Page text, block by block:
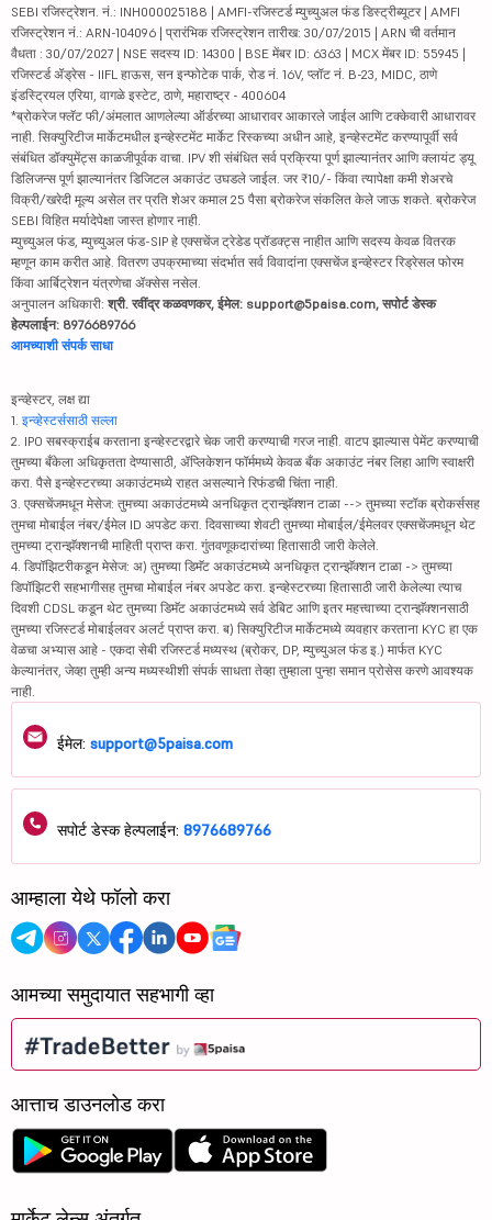
SEBI रजिस्ट्रेशन. नं.: INH000025188 | AMFI-रजिस्टर्ड म्युच्युअल फंड डिस्ट्रीब्यूटर | AMFI
रजिस्ट्रेशन नं.: ARN-104096 | प्रारंभिक रजिस्ट्रेशन तारीख: 30/07/2015 | ARN ची वर्तमान
वैधता : 30/07/2027 | NSE सदस्य ID: 14300 | BSE मेंबर ID: 6363 | MCX मेंबर ID: 55945 |
रजिस्टर्ड ॲड्रेस - IIFL हाऊस, सन इन्फोटेक पार्क, रोड नं. 16V, प्लॉट नं. B-23, MIDC, ठाणे
इंडस्ट्रियल एरिया, वागळे इस्टेट, ठाणे, महाराष्ट्र - 400604
*ब्रोकरेज फ्लॅट फी/अंमलात आणलेल्या ऑर्डरच्या आधारावर आकारले जाईल आणि टक्केवारी आधारावर
नाही. सिक्युरिटीज मार्केटमधील इन्व्हेस्टमेंट मार्केट रिस्कच्या अधीन आहे, इन्व्हेस्टमेंट करण्यापूर्वी सर्व
संबंधित डॉक्युमेंट्स काळजीपूर्वक वाचा. IPV शी संबंधित सर्व प्रक्रिया पूर्ण झाल्यानंतर आणि क्लायंट ड्यू
डिलिजन्स पूर्ण झाल्यानंतर डिजिटल अकाउंट उघडले जाईल. जर ₹10/- किंवा त्यापेक्षा कमी शेअरचे
विक्री/खरेदी मूल्य असेल तर प्रति शेअर कमाल 25 पैसा ब्रोकरेज संकलित केले जाऊ शकते. ब्रोकरेज
SEBI विहित मर्यादेपेक्षा जास्त होणार नाही.
म्युच्युअल फंड, म्युच्युअल फंड-SIP हे एक्सचेंज ट्रेडेड प्रॉडक्ट्स नाहीत आणि सदस्य केवळ वितरक
म्हणून काम करीत आहे. वितरण उपक्रमाच्या संदर्भात सर्व विवादांना एक्सचेंज इन्व्हेस्टर रिड्रेसल फोरम
किंवा आर्बिट्रेशन यंत्रणेचा ॲक्सेस नसेल.
अनुपालन अधिकारी: श्री. रवींद्र कळवणकर, ईमेल: support@5paisa.com, सपोर्ट डेस्क
हेल्पलाईन: 8976689766
आमच्याशी संपर्क साधा
इन्व्हेस्टर, लक्ष द्या
1. इन्व्हेस्टर्ससाठी सल्ला
2. IPO सबस्क्राईब करताना इन्व्हेस्टरद्वारे चेक जारी करण्याची गरज नाही. वाटप झाल्यास पेमेंट करण्याची
तुमच्या बँकेला अधिकृतता देण्यासाठी, ॲप्लिकेशन फॉर्ममध्ये केवळ बँक अकाउंट नंबर लिहा आणि स्वाक्षरी
करा. पैसे इन्व्हेस्टरच्या अकाउंटमध्ये राहत असल्याने रिफंडची चिंता नाही.
3. एक्सचेंजमधून मेसेज: तुमच्या अकाउंटमध्ये अनधिकृत ट्रान्झॅक्शन टाळा --> तुमच्या स्टॉक ब्रोकर्ससह
तुमचा मोबाईल नंबर/ईमेल ID अपडेट करा. दिवसाच्या शेवटी तुमच्या मोबाईल/ईमेलवर एक्सचेंजमधून थेट
तुमच्या ट्रान्झॅक्शनची माहिती प्राप्त करा. गुंतवणूकदारांच्या हितासाठी जारी केलेले.
4. डिपॉझिटरीकडून मेसेज: अ) तुमच्या डिमॅट अकाउंटमध्ये अनधिकृत ट्रान्झॅक्शन टाळा -> तुमच्या
डिपॉझिटरी सहभागीसह तुमचा मोबाईल नंबर अपडेट करा. इन्व्हेस्टरच्या हितासाठी जारी केलेल्या त्याच
दिवशी CDSL कडून थेट तुमच्या डिमॅट अकाउंटमध्ये सर्व डेबिट आणि इतर महत्त्वाच्या ट्रान्झॅक्शनसाठी
तुमच्या रजिस्टर्ड मोबाईलवर अलर्ट प्राप्त करा. ब) सिक्युरिटीज मार्केटमध्ये व्यवहार करताना KYC हा एक
वेळचा अभ्यास आहे - एकदा सेबी रजिस्टर्ड मध्यस्थ (ब्रोकर, DP, म्युच्युअल फंड इ.) मार्फत KYC
केल्यानंतर, जेव्हा तुम्ही अन्य मध्यस्थीशी संपर्क साधता तेव्हा तुम्हाला पुन्हा समान प्रोसेस करणे आवश्यक
नाही.
ईमेल: support@5paisa.com
सपोर्ट डेस्क हेल्पलाईन: 8976689766
आम्हाला येथे फॉलो करा
आमच्या समुदायात सहभागी व्हा
आत्ताच डाउनलोड करा